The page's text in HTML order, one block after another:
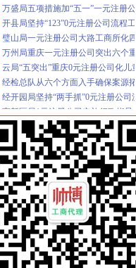
开县局坚持“123”0元注册公司流程
璧山局一元注册公司大路工商所化
万州局重庆一元注册公司突出六个
云局“五突出”重庆0元注册公司化儿
经检总队从六个方面入手确保案源
经开园局坚持“两手抓”0元注册公司
高新区局1元注册公司实施行政指导
涪陵局化“五大意识”0元注册公司流
潼南局启动“5+2”1元注册公司错时执
九龙坡局0元注册公司五项举措力推
万州局严厉击借“赈灾义卖”重庆免
涪陵局从五个方面贯彻落实市委薄
高新园局“三个确保”一元注册公司
北碚分局一元注册公司迅速落实元
梁平局重庆免费注册公司系帮扶联
万盛局组织红盾巾帼志愿者陪护在
我市重庆免费注册公司28名食用油
广东省工商局0元注册公司流程落实